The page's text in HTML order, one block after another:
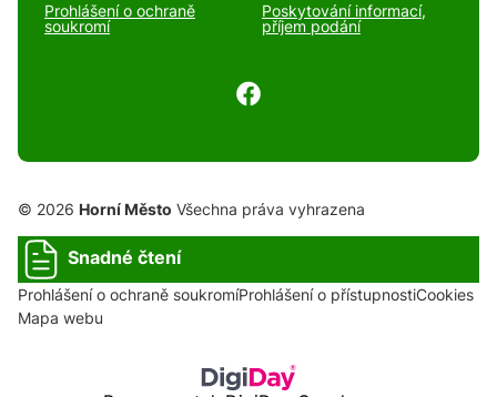
Prohlášení o ochraně
soukromí
Poskytování informací,
příjem podání
© 2026 Horní Město Všechna práva vyhrazena
Snadné čtení
Prohlášení o ochraně soukromíProhlášení o přístupnostiCookies
Mapa webu